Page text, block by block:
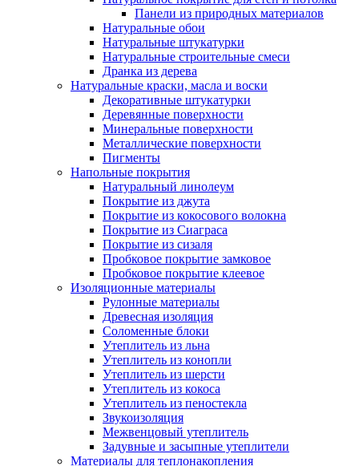
Панели из природных материалов
Натуральные обои
Натуральные штукатурки
Натуральные строительные смеси
Дранка из дерева
Натуральные краски, масла и воски
Декоративные штукатурки
Деревянные поверхности
Минеральные поверхности
Металлические поверхности
Пигменты
Напольные покрытия
Натуральный линолеум
Покрытие из джута
Покрытие из кокосового волокна
Покрытие из Сиаграса
Покрытие из сизаля
Пробковое покрытие замковое
Пробковое покрытие клеевое
Изоляционные материалы
Рулонные материалы
Древесная изоляция
Соломенные блоки
Утеплитель из льна
Утеплитель из конопли
Утеплитель из шерсти
Утеплитель из кокоса
Утеплитель из пеностекла
Звукоизоляция
Межвенцовый утеплитель
Задувные и засыпные утеплители
Материалы для теплонакопления